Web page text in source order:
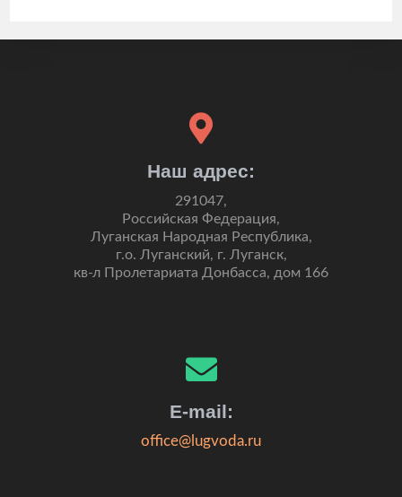
Наш адрес:
291047,
Российская Федерация,
Луганская Народная Республика,
г.о. Луганский, г. Луганск,
кв-л Пролетариата Донбасса, дом 166
E-mail:
office@lugvoda.ru